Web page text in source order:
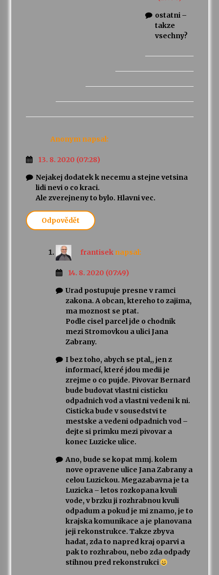
ostatni –
takze
vsechny?
Anonym napsal:
13. 8. 2020 (07:28)
Nejakej dodatek k necemu a stejne vetsina
lidi nevi o co kraci.
Ale zverejneny to bylo. Hlavni vec.
Odpovědět
frantisek napsal:
14. 8. 2020 (07:49)
Urad postupuje presne v ramci
zakona. A obcan, ktereho to zajima,
ma moznost se ptat.
Podle cisel parcel jde o chodnik
mezi Stromovkou a ulici Jana
Zabrany.
I bez toho, abych se ptal,, jen z
informací, které jdou medii je
zrejme o co pujde. Pivovar Bernard
bude budovat vlastni cisticku
odpadnich vod a vlastni vedeni k ni.
Cisticka bude v sousedstvi te
mestske a vedeni odpadnich vod –
dejte si primku mezi pivovar a
konec Luzicke ulice.
Ano, bude se kopat mmj. kolem
nove opravene ulice Jana Zabrany a
celou Luzickou. Megazabavna je ta
Luzicka – letos rozkopana kvuli
vode, v brzku ji rozhrabnou kvuli
odpadum a pokud je mi znamo, je to
krajska komunikace a je planovana
jeji rekonstrukce. Takze zbyva
hadat, zda to napred kraj oparvi a
pak to rozhrabou, nebo zda odpady
stihnou pred rekonstrukci